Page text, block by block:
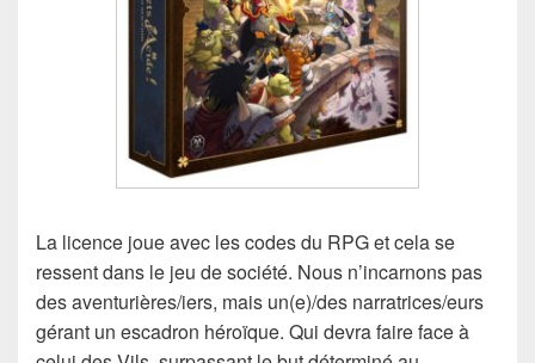
La licence joue avec les codes du RPG et cela se
ressent dans le jeu de société. Nous n’incarnons pas
des aventurières/iers, mais un(e)/des narratrices/eurs
gérant un escadron héroïque. Qui devra faire face à